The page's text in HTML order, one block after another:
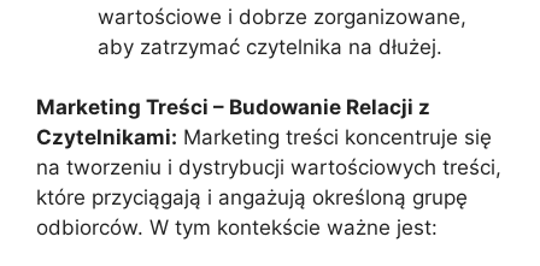
wartościowe i dobrze zorganizowane,
aby zatrzymać czytelnika na dłużej.
Marketing Treści – Budowanie Relacji z
Czytelnikami: Marketing treści koncentruje się
na tworzeniu i dystrybucji wartościowych treści,
które przyciągają i angażują określoną grupę
odbiorców. W tym kontekście ważne jest: